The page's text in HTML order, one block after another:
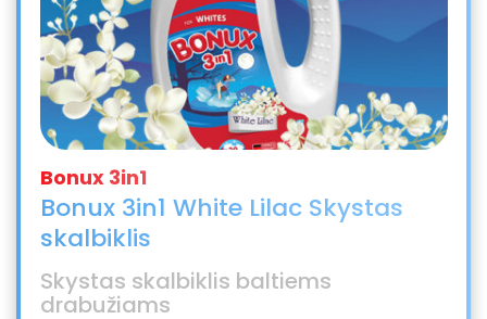
Bonux 3in1 White Lilac Skystas
skalbiklis
Skystas skalbiklis baltiems
drabužiams